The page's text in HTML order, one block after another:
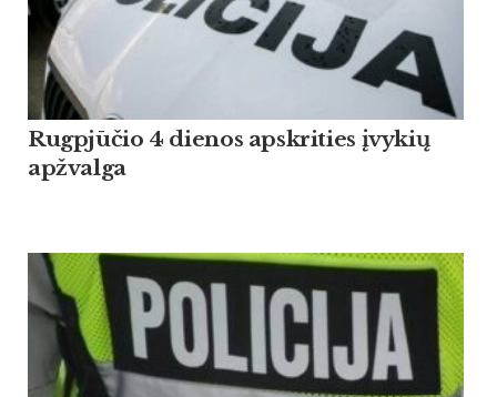
Rugpjūčio 4 dienos apskrities įvykių
apžvalga